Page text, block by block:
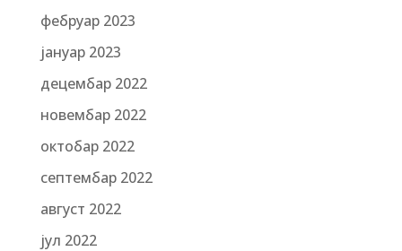
фебруар 2023
јануар 2023
децембар 2022
новембар 2022
октобар 2022
септембар 2022
август 2022
јул 2022